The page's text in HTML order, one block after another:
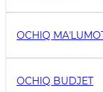
OCHIQ
OCHIQ BUDJET